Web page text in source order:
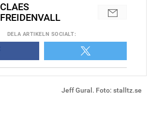
Jeff Gural. Foto: stalltz.se
CLAES
FREIDENVALL
DELA ARTIKELN SOCIALT: